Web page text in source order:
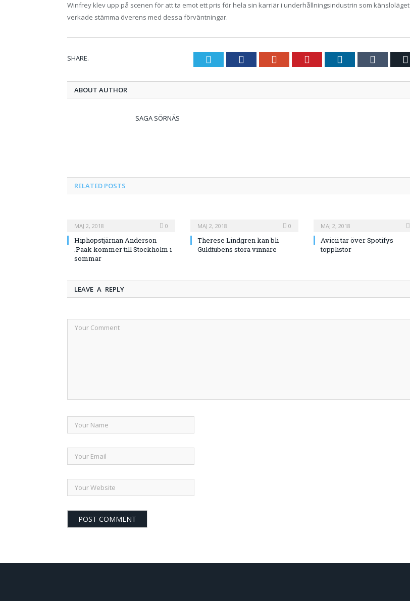
Winfrey klev upp på scenen för att ta emot ett pris för hela sin karriär i underhållningsindustrin som känsloläget
verkade stämma överens med dessa förväntningar.
SHARE. Twitter Facebook Google+ Pinterest LinkedIn Tumblr
ABOUT AUTHOR
SAGA SÖRNÄS
RELATED POSTS
MAJ 2, 2018 0
Hiphopstjärnan Anderson
.Paak kommer till Stockholm i
sommar
MAJ 2, 2018 0
Therese Lindgren kan bli
Guldtubens stora vinnare
MAJ 2, 2018
Avicii tar över Spotifys
topplistor
LEAVE A REPLY